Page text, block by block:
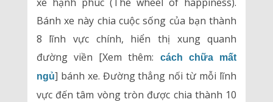
Bánh xe này chia cuộc sống của bạn thành
8 lĩnh vực chính, hiển thị xung quanh
đường viền [Xem thêm:
cách chữa mất
ngủ] bánh xe. Đường thẳng nối từ mỗi lĩnh
vực đến tâm vòng tròn được chia thành 10